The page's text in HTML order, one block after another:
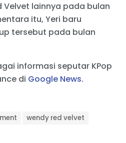
Velvet lainnya pada bulan
itu, Yeri baru
tersebut pada bulan
informasi seputar KPop
di Google News.
wendy red velvet